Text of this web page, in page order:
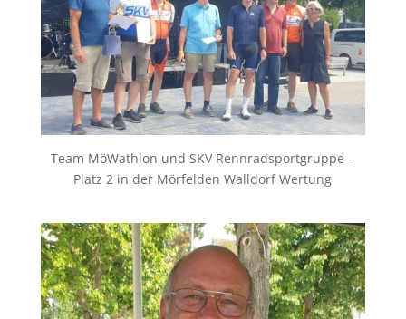
Team MöWathlon und SKV Rennradsportgruppe –
Platz 2 in der Mörfelden Walldorf Wertung